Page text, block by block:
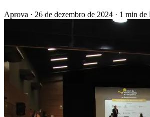
Aprova · 26 de dezembro de 2024 · 1 min de